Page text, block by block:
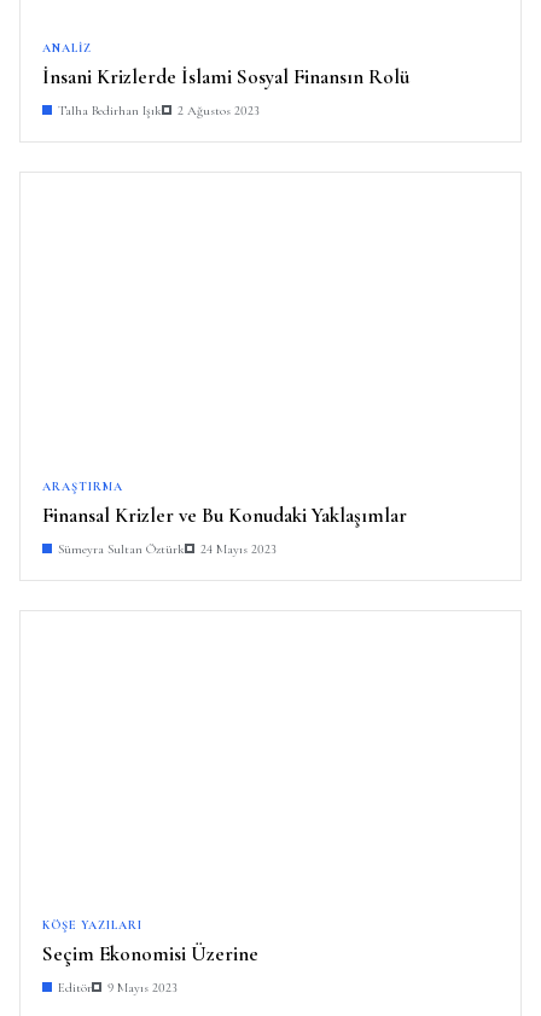
ANALIZ
İnsani Krizlerde İslami Sosyal Finansın Rolü
Talha Bedirhan Işık 2 Ağustos 2023
ARAŞTIRMA
Finansal Krizler ve Bu Konudaki Yaklaşımlar
Sümeyra Sultan Öztürk 24 Mayıs 2023
KÖŞE YAZILARI
Seçim Ekonomisi Üzerine
Editör 9 Mayıs 2023